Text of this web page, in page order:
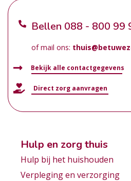
Bellen 088 - 800 99
of mail ons:
Bekijk alle contactgegevens
Direct zorg aanvragen
Hulp en zorg thuis
Hulp bij het huishouden
Verpleging en verzorging